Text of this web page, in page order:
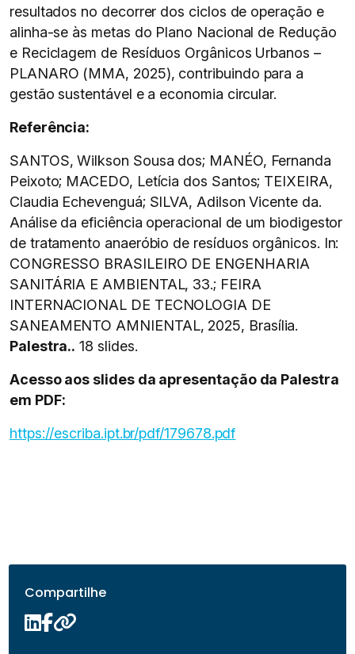
resultados no decorrer dos ciclos de operação e
alinha-se às metas do Plano Nacional de Redução
e Reciclagem de Resíduos Orgânicos Urbanos –
PLANARO (MMA, 2025), contribuindo para a
gestão sustentável e a economia circular.
Referência:
SANTOS, Wilkson Sousa dos; MANÉO, Fernanda
Peixoto; MACEDO, Letícia dos Santos; TEIXEIRA,
Claudia Echevenguá; SILVA, Adilson Vicente da.
Análise da eficiência operacional de um biodigestor
de tratamento anaeróbio de resíduos orgânicos. In:
CONGRESSO BRASILEIRO DE ENGENHARIA
SANITÁRIA E AMBIENTAL, 33.; FEIRA
INTERNACIONAL DE TECNOLOGIA DE
SANEAMENTO AMNIENTAL, 2025, Brasília.
Palestra.. 18 slides.
Acesso aos slides da apresentação da Palestra
em PDF:
https://escriba.ipt.br/pdf/179678.pdf
Compartilhe